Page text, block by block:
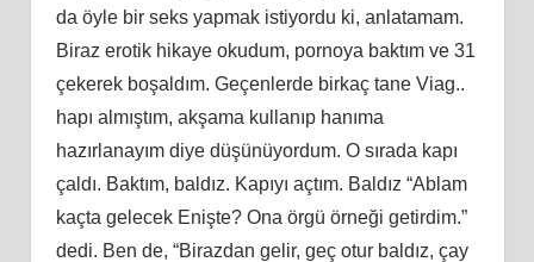
da öyle bir seks yapmak istiyordu ki, anlatamam.
Biraz erotik hikaye okudum, pornoya baktım ve 31
çekerek boşaldım. Geçenlerde birkaç tane Viag..
hapı almıştım, akşama kullanıp hanıma
hazırlanayım diye düşünüyordum. O sırada kapı
çaldı. Baktım, baldız. Kapıyı açtım. Baldız “Ablam
kaçta gelecek Enişte? Ona örgü örneği getirdim.”
dedi. Ben de, “Birazdan gelir, geç otur baldız, çay